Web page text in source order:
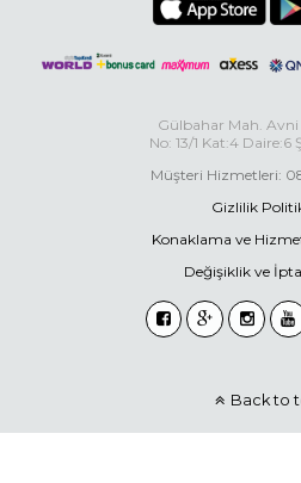
Gülbahar Mah. Avni
No: 13/1 Kat:4 Daire:6
Müşteri Hizmetleri:
Gizlilik
Konaklama ve
Değişiklik ve
Back to